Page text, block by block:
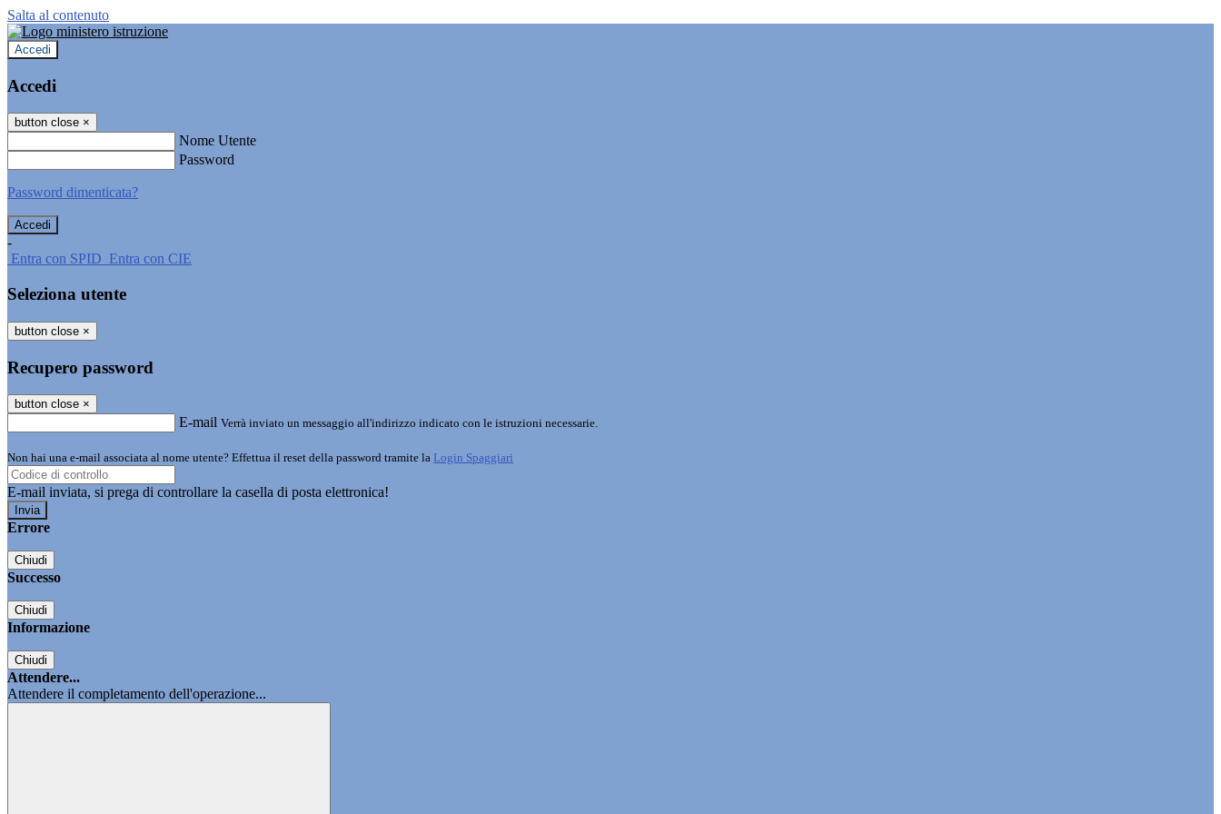
Salta al contenuto
Accedi
Accedi
button close ×
Nome Utente
Password
Password dimenticata?
-
Entra con SPID Entra con CIE
Seleziona utente
button close ×
Recupero password
button close ×
E-mail Verrà inviato un messaggio all'indirizzo indicato con le istruzioni necessarie.
Non hai una e-mail associata al nome utente? Effettua il reset della password tramite la Login Spaggiari
E-mail inviata, si prega di controllare la casella di posta elettronica!
Errore
Chiudi
Successo
Chiudi
Informazione
Chiudi
Attendere...
Attendere il completamento dell'operazione...